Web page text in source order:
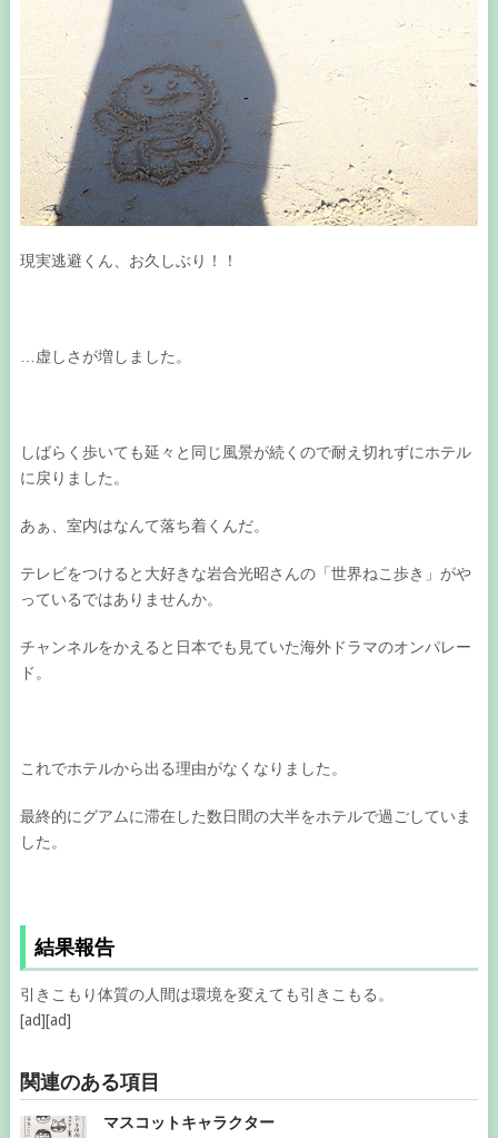
現実逃避くん、お久しぶり！！
…虚しさが増しました。
しばらく歩いても延々と同じ風景が続くので耐え切れずにホテル
に戻りました。
あぁ、室内はなんて落ち着くんだ。
テレビをつけると大好きな岩合光昭さんの「世界ねこ歩き」がや
っているではありませんか。
チャンネルをかえると日本でも見ていた海外ドラマのオンパレー
ド。
これでホテルから出る理由がなくなりました。
最終的にグアムに滞在した数日間の大半をホテルで過ごしていま
した。
結果報告
引きこもり体質の人間は環境を変えても引きこもる。
[ad][ad]
関連のある項目
マスコットキャラクター